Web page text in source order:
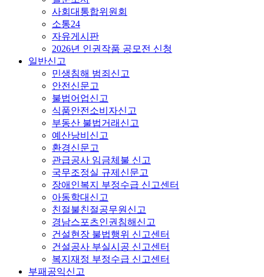
사회대통합위원회
소통24
자유게시판
2026년 인권작품 공모전 신청
일반신고
민생침해 범죄신고
안전신문고
불법어업신고
식품안전소비자신고
부동산 불법거래신고
예산낭비신고
환경신문고
관급공사 임금체불 신고
국무조정실 규제신문고
장애인복지 부정수급 신고센터
아동학대신고
친절불친절공무원신고
경남스포츠인권침해신고
건설현장 불법행위 신고센터
건설공사 부실시공 신고센터
복지재정 부정수급 신고센터
부패공익신고